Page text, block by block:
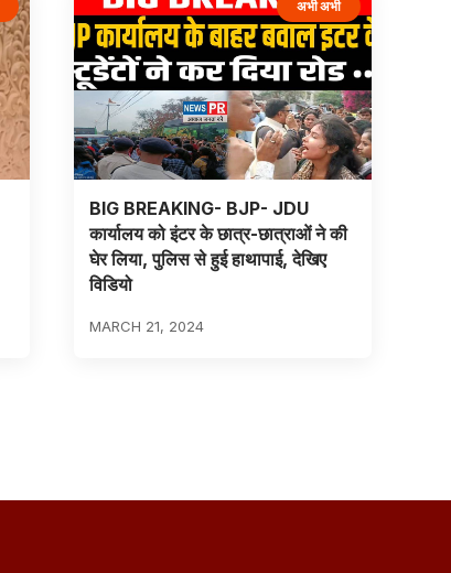
अभी अभी
BIG BREAKING- BJP- JDU
कार्यालय को इंटर के छात्र-छात्राओं ने की
घेर लिया, पुलिस से हुई हाथापाई, देखिए
विडियो
MARCH 21, 2024